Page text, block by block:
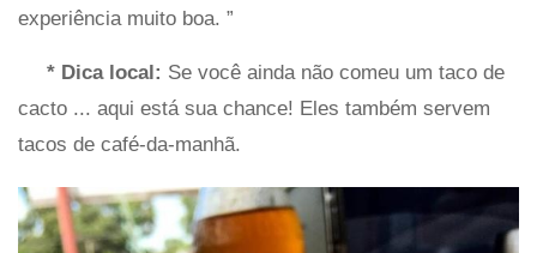
experiência muito boa. ”
* Dica local: Se você ainda não comeu um taco de
cacto ... aqui está sua chance! Eles também servem
tacos de café-da-manhã.